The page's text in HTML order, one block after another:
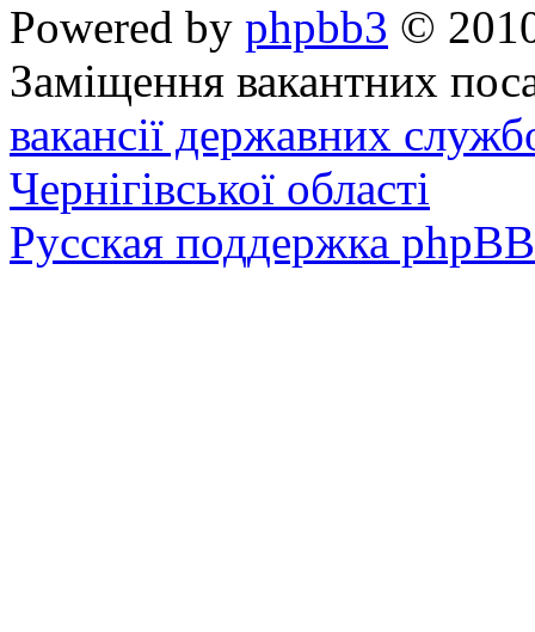
Powered by phpbb3 ©
Заміщення вакантних
вакансії державних
Чернігівської області
Русская поддержка phpBB